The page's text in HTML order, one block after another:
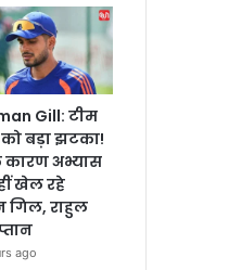
Gill: टीम
को बड़ा झटका!
कारण अभ्यास
खेल रहे
राहुल
ago